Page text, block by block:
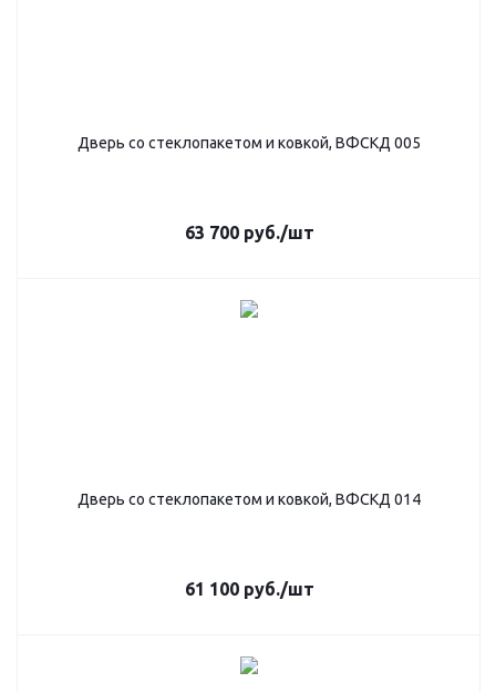
Дверь со стеклопакетом и ковкой, ВФСКД 005
63 700руб./шт
Дверь со стеклопакетом и ковкой, ВФСКД 014
61 100руб./шт